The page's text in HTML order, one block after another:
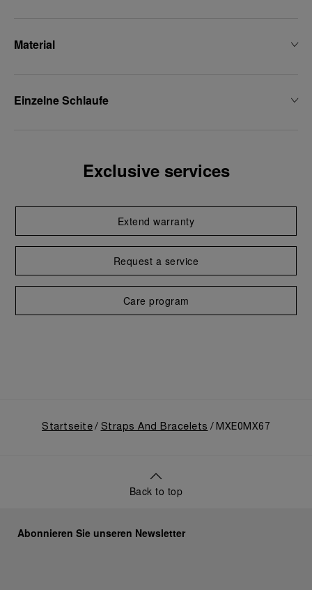
Material
Einzelne Schlaufe
Exclusive services
Extend warranty
Request a service
Care program
Startseite Straps And Bracelets MXE0MX67
Back to top
Abonnieren Sie unseren Newsletter